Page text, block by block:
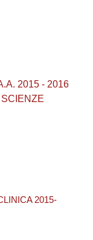
2015 - 2016
2015-